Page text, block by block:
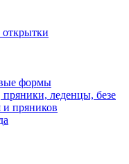
формы
леденцы, безе
пряников